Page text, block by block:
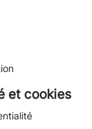
et cookies